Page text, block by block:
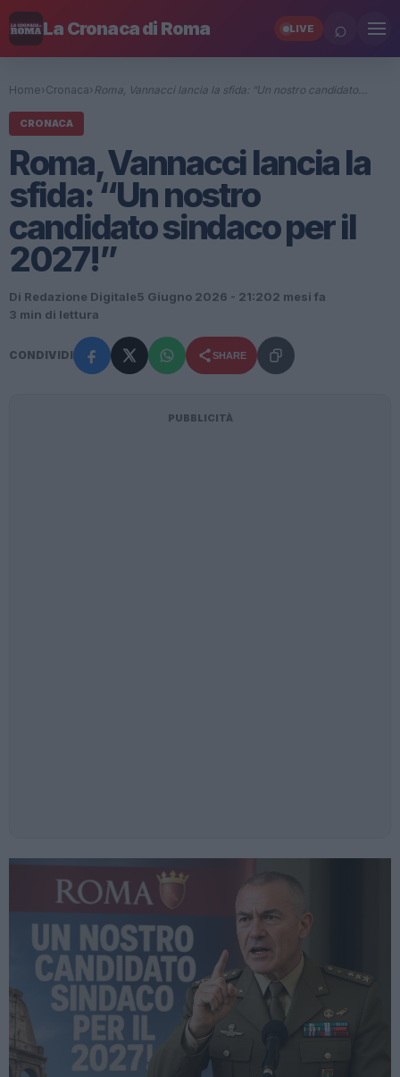
La Cronaca di Roma LIVE ⌕
Home› Cronaca› Roma, Vannacci lancia la sfida: “Un nostro candidato…
CRONACA
Roma, Vannacci lancia la
sfida: “Un nostro
candidato sindaco per il
2027!”
Di Redazione Digitale5 Giugno 2026 - 21:202 mesi fa
3 min di lettura
CONDIVIDI SHARE
PUBBLICITÀ